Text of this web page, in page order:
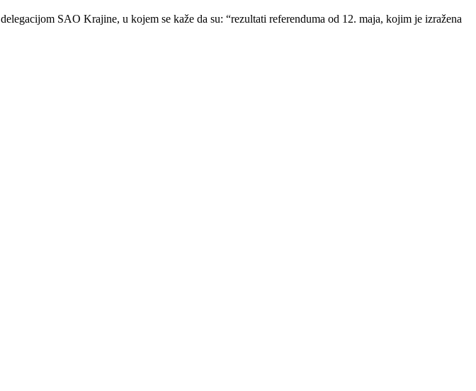
SAO Krajine, u kojem se kaže da su: “rezultati referenduma od 12. maja, kojim je izražena